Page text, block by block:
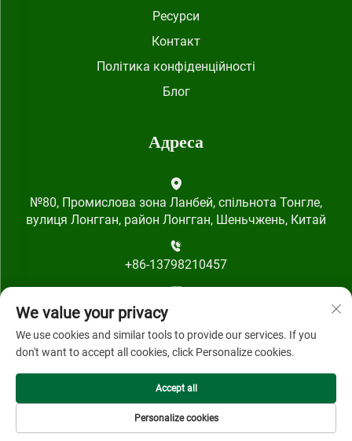
Ресурси
Контакт
Політика конфіденційності
Блог
Адреса
№80, Промислова зона Ланбей, спільнота Тонгле,
вулиця Лонгган, район Лонгган, Шеньчжень, Китай
+86-13798210457
[email protected]
© 2024, Shenzhen Qihai Technology Co., Ltd.
We value your privacy
We use cookies and similar tools to provide our services. If you
don't want to accept all cookies, click Personalize cookies.
Personalize cookies
Accept all